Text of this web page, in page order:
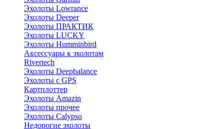
Эхолоты Lowrance
Эхолоты Deeper
Эхолоты ПРАКТИК
Эхолоты LUCKY
Эхолоты Humminbird
Аксессуары к эхолотам
Rivertech
Эхолоты Deepbalance
Эхолоты с GPS
Картплоттер
Эхолоты Amazin
Эхолоты прочее
Эхолоты Calypso
Недорогие эхолоты